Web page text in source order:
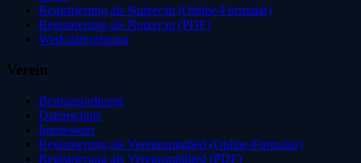
Registrierung als Nutzer:in (Online-Formular)
Registrierung als Nutzer:in (PDF)
Werkstattordnung
Verein
Beitragsordnung
Datenschutz
Impressum
Registrierung als Vereinsmitglied (Online-Formular)
Registrierung als Vereinsmitglied (PDF)